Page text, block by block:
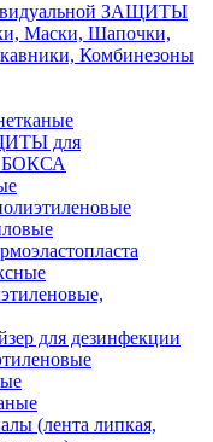
ЗАЩИТЫ
Маски, Шапочки,
Комбинезоны
для
для дезинфекции
(лента липкая,